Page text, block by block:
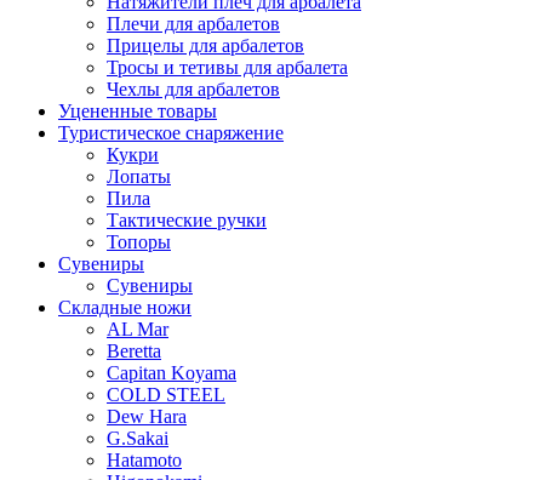
Плечи для арбалетов
Прицелы для арбалетов
Тросы и тетивы для арбалета
Чехлы для арбалетов
Уцененные товары
Туристическое снаряжение
Кукри
Лопаты
Пила
Тактические ручки
Топоры
Сувениры
Сувениры
Складные ножи
AL Mar
Beretta
Capitan Koyama
COLD STEEL
Dew Hara
G.Sakai
Hatamoto